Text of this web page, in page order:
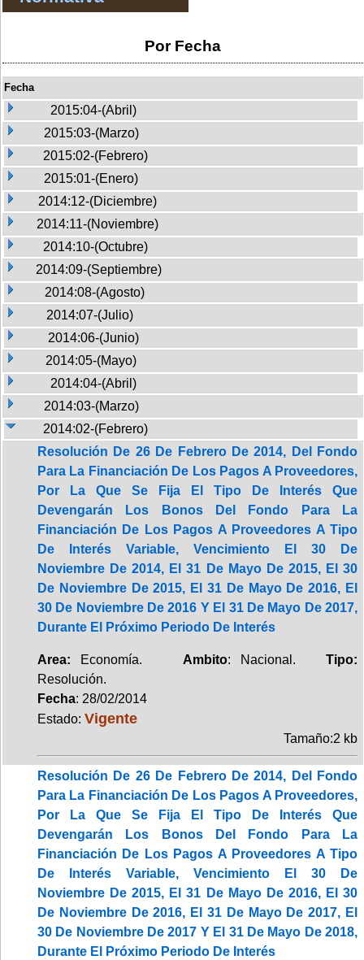
Por Fecha
Fecha
2015:04-(Abril)
2015:03-(Marzo)
2015:02-(Febrero)
2015:01-(Enero)
2014:12-(Diciembre)
2014:11-(Noviembre)
2014:10-(Octubre)
2014:09-(Septiembre)
2014:08-(Agosto)
2014:07-(Julio)
2014:06-(Junio)
2014:05-(Mayo)
2014:04-(Abril)
2014:03-(Marzo)
2014:02-(Febrero)
Resolución De 26 De Febrero De 2014, Del Fondo
Para La Financiación De Los Pagos A Proveedores,
Por La Que Se Fija El Tipo De Interés Que
Devengarán Los Bonos Del Fondo Para La
Financiación De Los Pagos A Proveedores A Tipo
De Interés Variable, Vencimiento El 30 De
Noviembre De 2014, El 31 De Mayo De 2015, El 30
De Noviembre De 2015, El 31 De Mayo De 2016, El
30 De Noviembre De 2016 Y El 31 De Mayo De 2017,
Durante El Próximo Periodo De Interés
Area: Economía. Ambito: Nacional.Tipo:
Resolución.
Fecha: 28/02/2014
Estado: Vigente
Tamaño:2 kb
Resolución De 26 De Febrero De 2014, Del Fondo
Para La Financiación De Los Pagos A Proveedores,
Por La Que Se Fija El Tipo De Interés Que
Devengarán Los Bonos Del Fondo Para La
Financiación De Los Pagos A Proveedores A Tipo
De Interés Variable, Vencimiento El 30 De
Noviembre De 2015, El 31 De Mayo De 2016, El 30
De Noviembre De 2016, El 31 De Mayo De 2017, El
30 De Noviembre De 2017 Y El 31 De Mayo De 2018,
Durante El Próximo Periodo De Interés